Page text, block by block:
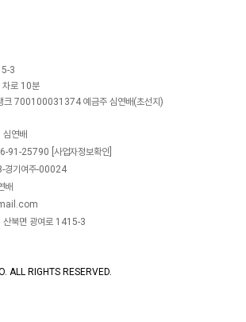
3
차로 10분
크 700100031374 예금주 심연배(초선지)
심연배
91-25790 [사업자정보확인]
경기여주-00024
배
산북면 광여로 1415-3
ALL RIGHTS RESERVED.